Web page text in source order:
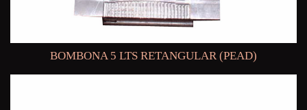
BOMBONA 5 LTS RETANGULAR (PEAD)